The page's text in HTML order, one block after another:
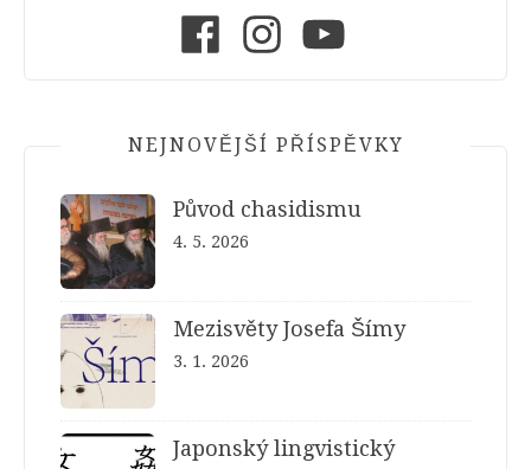
NEJNOVĚJŠÍ PŘÍSPĚVKY
Původ chasidismu
4. 5. 2026
Mezisvěty Josefa Šímy
3. 1. 2026
Japonský lingvistický